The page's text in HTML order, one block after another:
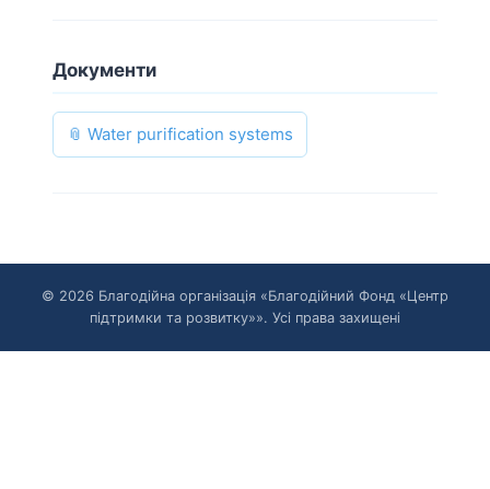
Документи
📎 Water purification systems
© 2026 Благодійна організація «Благодійний Фонд «Центр
підтримки та розвитку»». Усі права захищені